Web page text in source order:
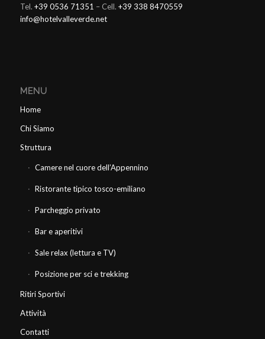
Tel. +39 0536 71351 – Cell. +39 338 8470559
info@hotelvalleverde.net
MENU
Home
Chi Siamo
Struttura
Camere nel cuore dell’Appennino
Ristorante tipico tosco-emiliano
Parcheggio privato
Bar e aperitivi
Sale relax (lettura e TV)
Posizione per sci e trekking
Ritiri Sportivi
Attività
Contatti